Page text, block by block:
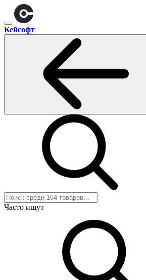
Кейсофт
Часто ищут